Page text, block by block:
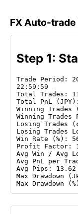
FX Auto-trade
Step 1:
Trade Period:
22:59:59
Total Trades:
Total PnL
Winning
Winning Trades
Losing Trades
Losing Trades
Win Rate (%):
Profit Factor:
Avg Win / Avg
Avg PnL per
Avg Pips: 13.62
Max Drawdown
Max Drawdown